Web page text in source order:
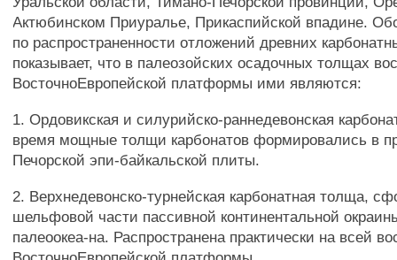
Актюбинском Приуралье, Прикаспийской впадине.
по распространенности отложений древних
показывает, что в палеозойских осадочных толщах
ВосточноЕвропейской платформы ими являются:
1. Ордовикская и силурийско-раннедевонская
время мощные толщи карбонатов формировались в
Печорской эпи-байкальской плиты.
2. Верхнедевонско-турнейская карбонатная толща,
шельфовой части пассивной континентальной
палеоокеа-на. Распространена практически на всей